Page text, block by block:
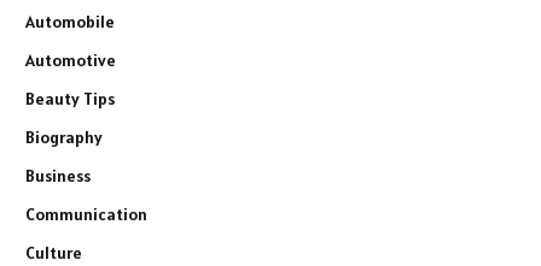
Automobile
Automotive
Beauty Tips
Biography
Business
Communication
Culture